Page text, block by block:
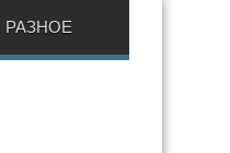
РАЗНОЕ